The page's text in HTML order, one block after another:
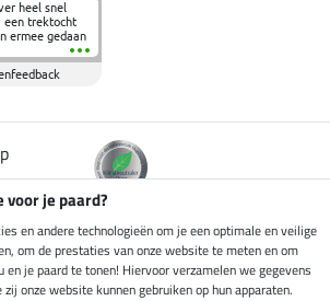
heel snel
een trektocht
ermee gedaan
de beproeving
om op te
zadel.
voor je paard?
en andere technologieën om je een optimale en veilige
om de prestaties van onze website te meten en om
en je paard te tonen! Hiervoor verzamelen we gegevens
onze website kunnen gebruiken op hun apparaten.